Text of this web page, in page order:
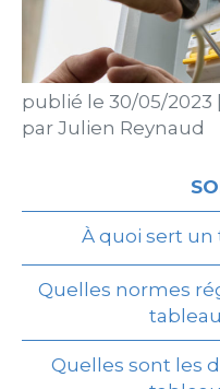
publié le 30/05/2023
par Julien Reynaud
À quoi sert
Quelles normes
Quelles sont les